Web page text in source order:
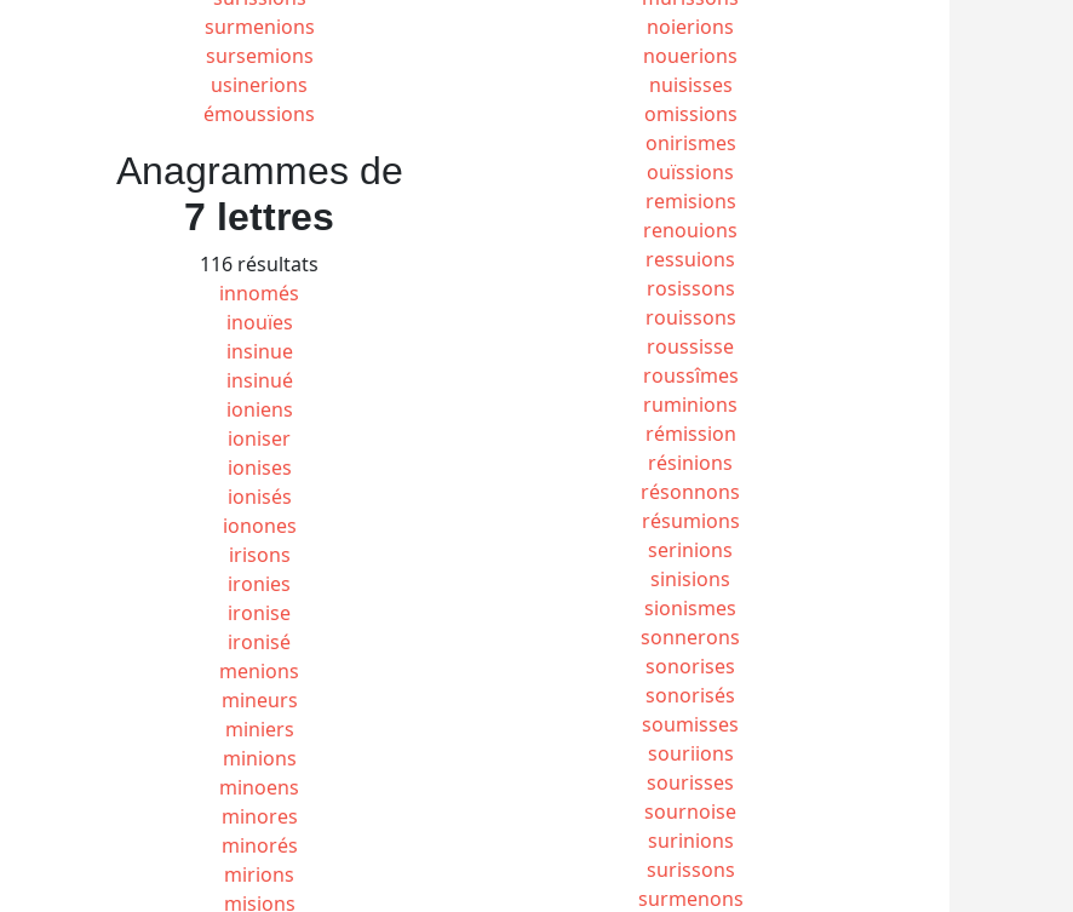
surmenions
sursemions
usinerions
émoussions
noierions
nouerions
nuisisses
omissions
onirismes
ouïssions
remisions
renouions
ressuions
rosissons
rouissons
roussisse
roussîmes
ruminions
rémission
résinions
résonnons
résumions
serinions
sinisions
sionismes
sonnerons
sonorises
sonorisés
soumisses
souriions
sourisses
sournoise
surinions
surissons
surmenons
Anagrammes de
7 lettres
116 résultats
innomés
inouïes
insinue
insinué
ioniens
ioniser
ionises
ionisés
ionones
irisons
ironies
ironise
ironisé
menions
mineurs
miniers
minions
minoens
minores
minorés
mirions
misions